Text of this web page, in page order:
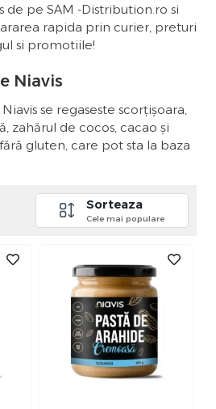
de pe SAM -Distribution.ro si
rapida prin curier, preturi
si promotiile!
Niavis
se regaseste scorțișoara,
zahărul de cocos, cacao și
gluten, care pot sta la baza
Sorteaza
Cele mai populare